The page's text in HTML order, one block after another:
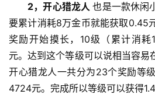
2，开心猎龙人 也是一款休闲
要累计消耗8万金币就能获取0.45
奖励开始摸长，10级（累计消
元。达到这个等级可以说相当容易
开心猎龙人一共分为23个奖励等
4724元。完成所以等级可以获得